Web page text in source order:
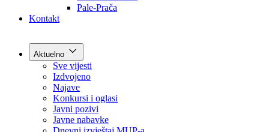
Općine
Kontakt
Aktuelno
Sve vijesti
Izdvojeno
Najave